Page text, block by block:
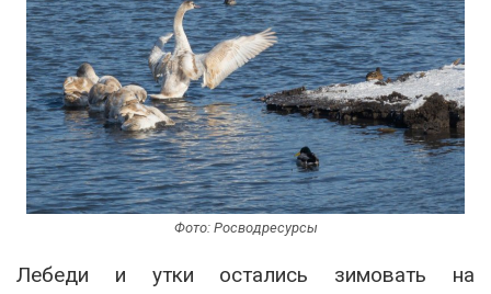
Фото: Росводресурсы
Лебеди и утки остались зимовать на